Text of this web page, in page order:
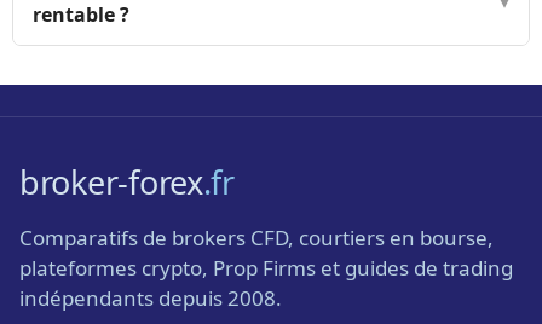
rentable ?
broker-forex.fr
Comparatifs de brokers CFD, courtiers en bourse,
plateformes crypto, Prop Firms et guides de trading
indépendants depuis 2008.